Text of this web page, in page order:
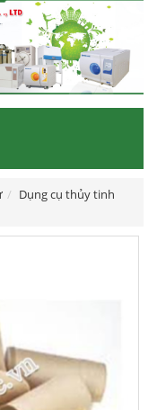
Dụng cụ thủy tinh